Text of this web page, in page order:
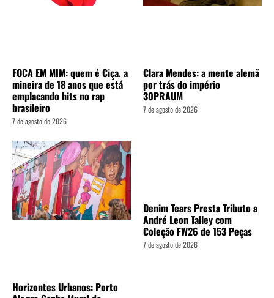
FOCA EM MIM: quem é Ciça, a
mineira de 18 anos que está
emplacando hits no rap
brasileiro
7 de agosto de 2026
Clara Mendes: a mente alemã
por trás do império
30PRAUM
7 de agosto de 2026
Horizontes Urbanos: Porto
Denim Tears Presta Tributo a
André Leon Talley com
Coleção FW26 de 153 Peças
7 de agosto de 2026